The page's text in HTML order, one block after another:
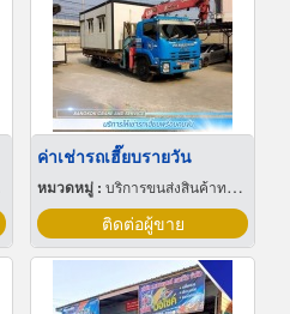
ค่าเช่ารถเฮี๊ยบรายวัน
หมวดหมู่ : บริการขนส่งสินค้าทางบก
ติดต่อผู้ขาย